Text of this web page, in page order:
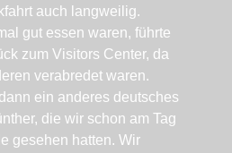
auch langweilig.
gut essen waren, führte
zum Visitors Center, da
verabredet waren.
ein anderes deutsches
die wir schon am Tag
gesehen hatten. Wir